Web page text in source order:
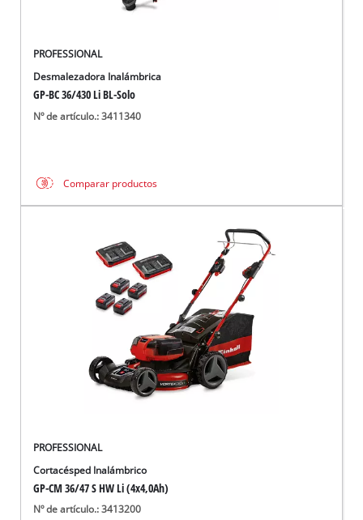
PROFESSIONAL
Desmalezadora Inalámbrica
GP-BC 36/430 Li BL-Solo
Nº de artículo.: 3411340
Comparar productos
PROFESSIONAL
Cortacésped Inalámbrico
GP-CM 36/47 S HW Li (4x4,0Ah)
Nº de artículo.: 3413200